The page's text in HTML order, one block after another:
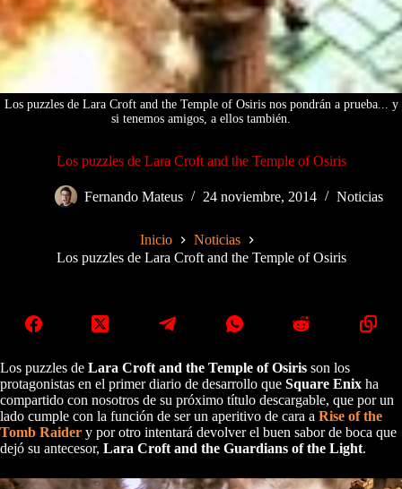
Los puzzles de Lara Croft and the Temple of Osiris nos pondrán a prueba... y
si tenemos amigos, a ellos también.
Los puzzles de Lara Croft and the Temple of Osiris
Fernando Mateus 24 noviembre, 2014 Noticias
Inicio
Noticias
Los puzzles de Lara Croft and the Temple of Osiris
Los puzzles de Lara Croft and the Temple of Osiris son los
protagonistas en el primer diario de desarrollo que Square Enix ha
compartido con nosotros de su próximo título descargable, que por un
lado cumple con la función de ser un aperitivo de cara a Rise of the
Tomb Raider y por otro intentará devolver el buen sabor de boca que
dejó su antecesor, Lara Croft and the Guardians of the Light.